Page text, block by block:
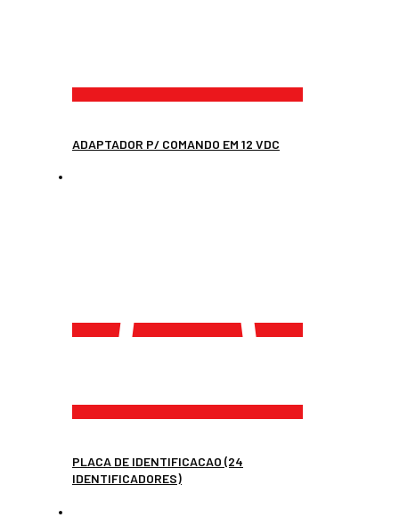
ADAPTADOR P/ COMANDO EM 12 VDC
PLACA DE IDENTIFICACAO (24
IDENTIFICADORES)